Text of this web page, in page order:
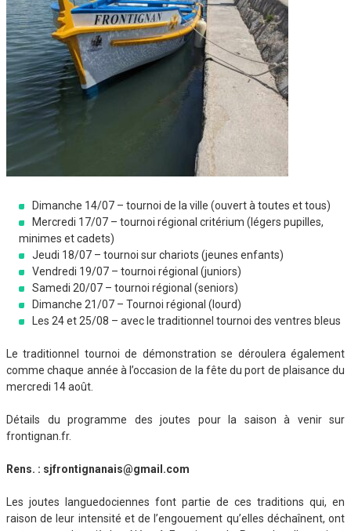
Dimanche 14/07 – tournoi de la ville (ouvert à toutes et tous)
Mercredi 17/07 – tournoi régional critérium (légers pupilles,
minimes et cadets)
Jeudi 18/07 – tournoi sur chariots (jeunes enfants)
Vendredi 19/07 – tournoi régional (juniors)
Samedi 20/07 – tournoi régional (seniors)
Dimanche 21/07 – Tournoi régional (lourd)
Les 24 et 25/08 – avec le traditionnel tournoi des ventres bleus
Le traditionnel tournoi de démonstration se déroulera également
comme chaque année à l’occasion de la fête du port de plaisance du
mercredi 14 août.
Détails du programme des joutes pour la saison à venir sur
frontignan.fr.
Rens. : sjfrontignanais@gmail.com
Les joutes languedociennes font partie de ces traditions qui, en
raison de leur intensité et de l’engouement qu’elles déchaînent, ont